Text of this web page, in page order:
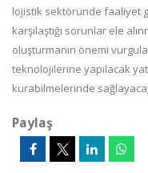
lojistik sektöründe faaliyet
karşılaştığı sorunlar ele
oluşturmanın önemi
teknolojilerine yapılacak
kurabilmelerinde
Paylaş